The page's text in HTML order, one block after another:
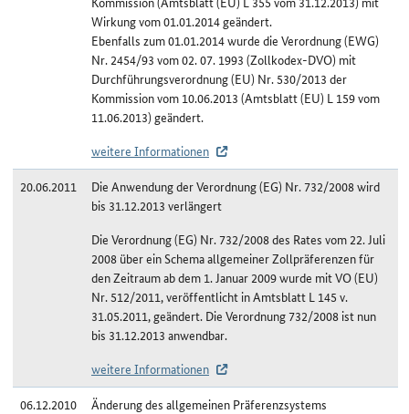
Wirkung vom 01.01.2014 geändert.
Ebenfalls zum 01.01.2014 wurde die Verordnung (EWG)
Nr. 2454/93 vom 02. 07. 1993 (Zollkodex-DVO) mit
Durchführungsverordnung (EU) Nr. 530/2013 der
Kommission vom 10.06.2013 (Amtsblatt (EU) L 159 vom
11.06.2013) geändert.
weitere Informationen
20.06.2011
Die Anwendung der Verordnung (EG) Nr. 732/2008 wird
bis 31.12.2013 verlängert
Die Verordnung (EG) Nr. 732/2008 des Rates vom 22. Juli
2008 über ein Schema allgemeiner Zollpräferenzen für
den Zeitraum ab dem 1. Januar 2009 wurde mit VO (EU)
Nr. 512/2011, veröffentlicht in Amtsblatt L 145 v.
31.05.2011, geändert. Die Verordnung 732/2008 ist nun
bis 31.12.2013 anwendbar.
weitere Informationen
06.12.2010
Änderung des allgemeinen Präferenzsystems